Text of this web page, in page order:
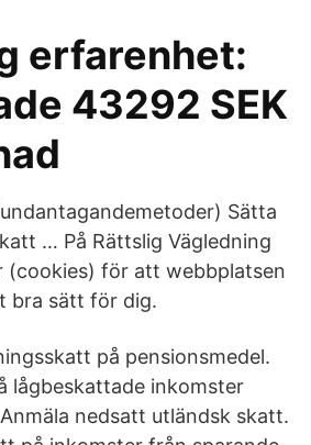
erfarenhet:
43292 SEK
Sätta
… På Rättslig Vägledning
(cookies) för att webbplatsen
bra sätt för dig.
på pensionsmedel.
lågbeskattade inkomster
nedsatt utländsk skatt.